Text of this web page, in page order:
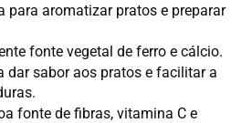
para aromatizar pratos e preparar
fonte vegetal de ferro e cálcio.
dar sabor aos pratos e facilitar a
fonte de fibras, vitamina C e